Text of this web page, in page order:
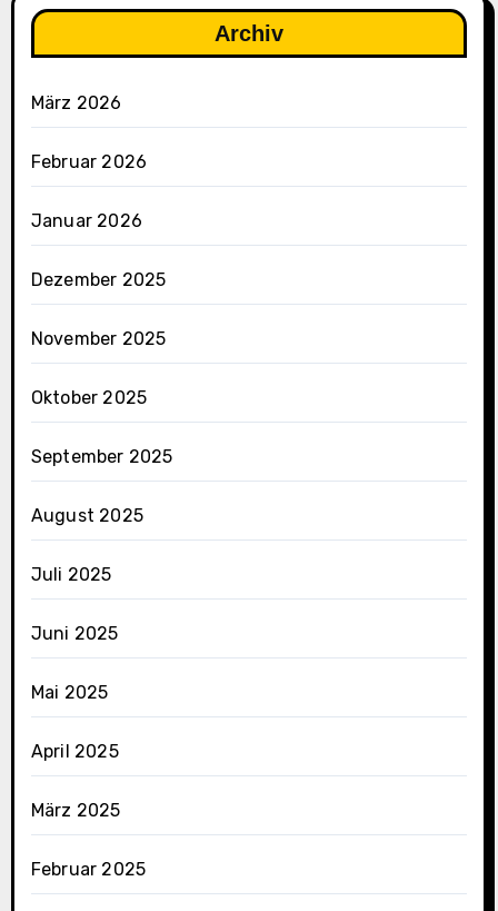
Archiv
März 2026
Februar 2026
Januar 2026
Dezember 2025
November 2025
Oktober 2025
September 2025
August 2025
Juli 2025
Juni 2025
Mai 2025
April 2025
März 2025
Februar 2025